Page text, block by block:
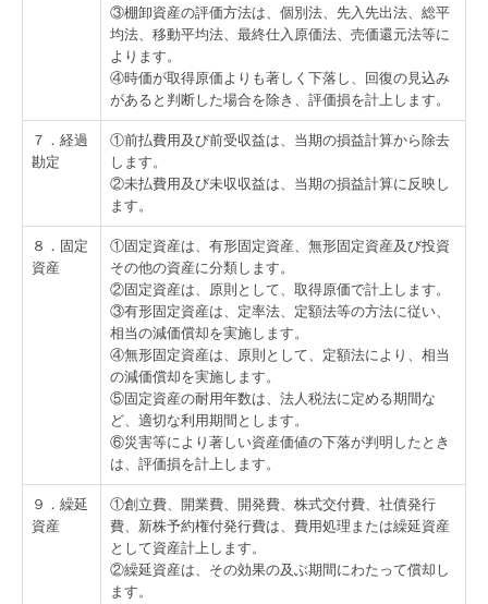
TKCシステムQ&A
社会福祉法人の皆様へ
③棚卸資産の評価方法は、個別法、先入先出法、総平
均法、移動平均法、最終仕入原価法、売価還元法等に
よります。
④時価が取得原価よりも著しく下落し、回復の見込み
があると判断した場合を除き、評価損を計上します。
７．経過
勘定
①前払費用及び前受収益は、当期の損益計算から除去
します。
②未払費用及び未収収益は、当期の損益計算に反映し
ます。
８．固定
資産
①固定資産は、有形固定資産、無形固定資産及び投資
その他の資産に分類します。
②固定資産は、原則として、取得原価で計上します。
③有形固定資産は、定率法、定額法等の方法に従い、
相当の減価償却を実施します。
④無形固定資産は、原則として、定額法により、相当
の減価償却を実施します。
⑤固定資産の耐用年数は、法人税法に定める期間な
ど、適切な利用期間とします。
⑥災害等により著しい資産価値の下落が判明したとき
は、評価損を計上します。
９．繰延
資産
①創立費、開業費、開発費、株式交付費、社債発行
費、新株予約権付発行費は、費用処理または繰延資産
として資産計上します。
②繰延資産は、その効果の及ぶ期間にわたって償却し
ます。